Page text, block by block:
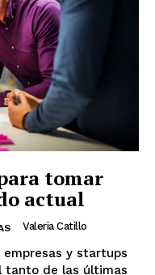
tomar
actual
Valeria Catillo
y startups
tanto de las últimas